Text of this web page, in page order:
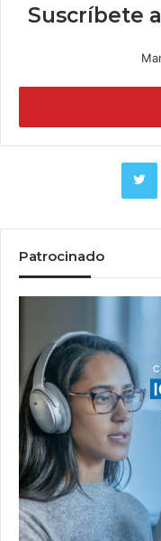
Suscríbete
Patrocinado